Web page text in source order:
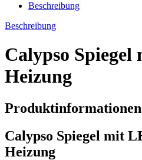
Beschreibung
Beschreibung
Calypso
Heizung
Produktinformationen
Calypso Spiegel mit
Heizung